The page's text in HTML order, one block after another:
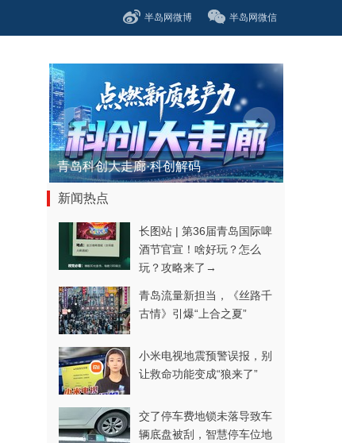
半岛网微博 半岛网微信
医者担当 品牌荣光——2026青岛...
新闻热点
长图站 | 第36届青岛国际啤
酒节官宣！啥好玩？怎么
玩？攻略来了→
青岛流量新担当，《丝路千
古情》引爆“上合之夏”
小米电视地震预警误报，别
让救命功能变成“狼来了”
交了停车费地锁未落导致车
辆底盘被刮，智慧停车位地